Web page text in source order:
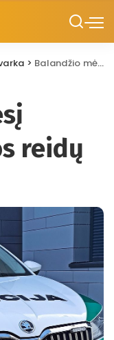
> Balandžio mėnesį netrūks policijos reidų
reidų